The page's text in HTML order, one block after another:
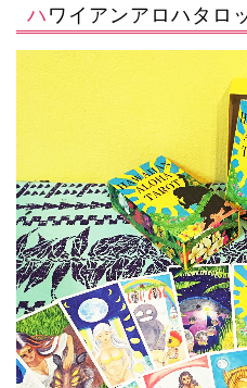
ハワイアンアロハタロ